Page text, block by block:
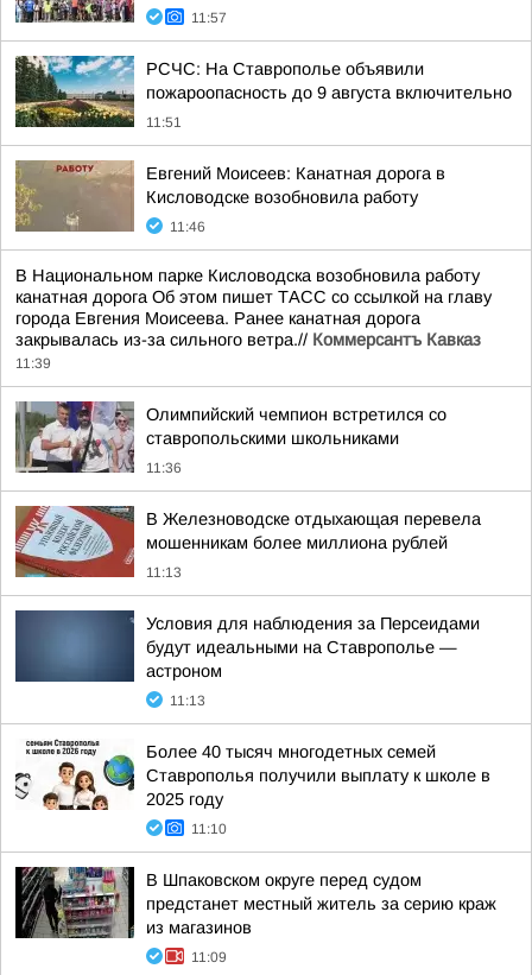
11:57
РСЧС: На Ставрополье объявили
пожароопасность до 9 августа включительно
11:51
Евгений Моисеев: Канатная дорога в
Кисловодске возобновила работу
11:46
В Национальном парке Кисловодска возобновила работу
канатная дорога Об этом пишет ТАСС со ссылкой на главу
города Евгения Моисеева. Ранее канатная дорога
закрывалась из-за сильного ветра.// Коммерсантъ Кавказ
11:39
Олимпийский чемпион встретился со
ставропольскими школьниками
11:36
В Железноводске отдыхающая перевела
мошенникам более миллиона рублей
11:13
Условия для наблюдения за Персеидами
будут идеальными на Ставрополье —
астроном
11:13
Более 40 тысяч многодетных семей
Ставрополья получили выплату к школе в
2025 году
11:10
В Шпаковском округе перед судом
предстанет местный житель за серию краж
из магазинов
11:09